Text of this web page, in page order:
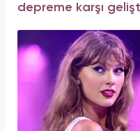
depreme karşı